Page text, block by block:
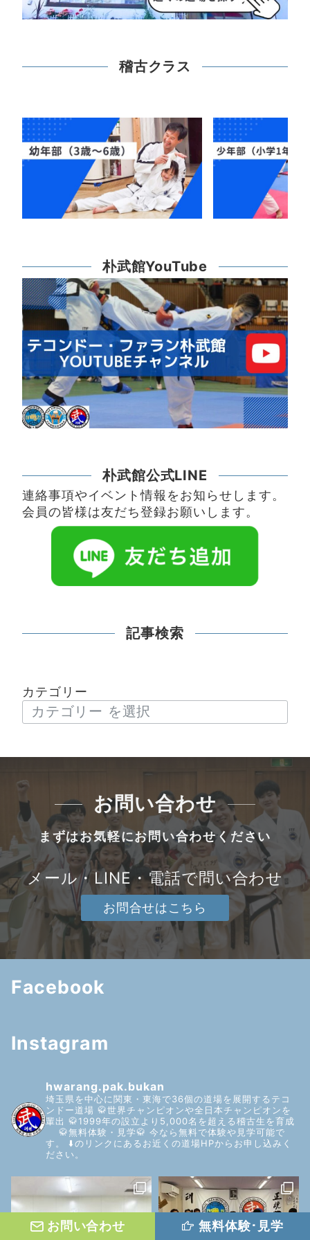
稽古クラス
朴武館YouTube
朴武館公式LINE
連絡事項やイベント情報をお知らせします。
会員の皆様は友だち登録お願いします。
記事検索
カテゴリー
お問い合わせ
まずはお気軽にお問い合わせください
メール・LINE・電話で問い合わせ
お問合せはこちら
Facebook
Instagram
hwarang.pak.bukan
埼玉県を中心に関東・東海で36個の道場を展開するテコ
ンドー道場 🥋世界チャンピオンや全日本チャンピオンを
輩出 🥋1999年の設立より5,000名を超える稽古生を育成
🥋無料体験・見学🥋 今なら無料で体験や見学可能で
す。
⬇️のリンクにあるお近くの道場HPからお申し込みく
ださい。
お問い合わせ 無料体験･見学